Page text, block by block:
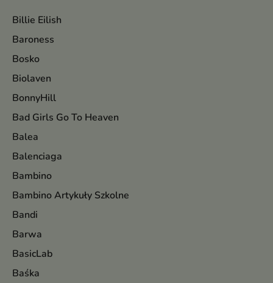
Billie Eilish
Baroness
Bosko
Biolaven
BonnyHill
Bad Girls Go To Heaven
Balea
Balenciaga
Bambino
Bambino Artykuły Szkolne
Bandi
Barwa
BasicLab
Baśka